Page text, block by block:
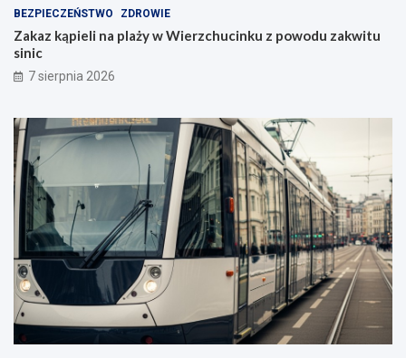
BEZPIECZEŃSTWO ZDROWIE
Zakaz kąpieli na plaży w Wierzchucinku z powodu zakwitu
sinic
7 sierpnia 2026